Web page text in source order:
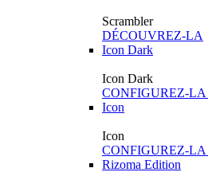
Scrambler
DÉCOUVREZ-LA
Icon Dark
Icon Dark
CONFIGUREZ-LA
Icon
Icon
CONFIGUREZ-LA
Rizoma Edition